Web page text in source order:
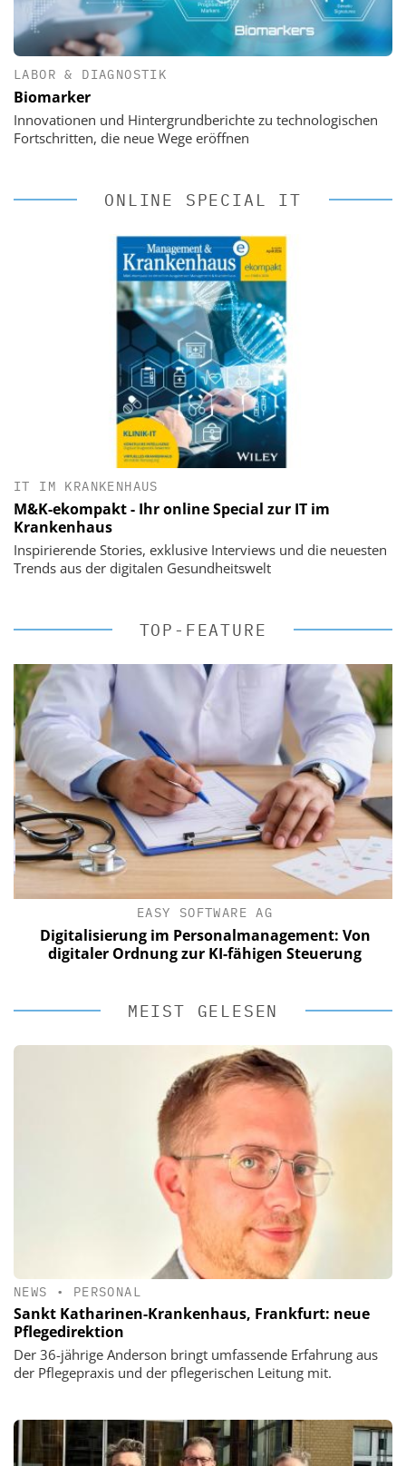
LABOR & DIAGNOSTIK
Biomarker
Innovationen und Hintergrundberichte zu technologischen
Fortschritten, die neue Wege eröffnen
ONLINE SPECIAL IT
IT IM KRANKENHAUS
M&K-ekompakt - Ihr online Special zur IT im
Krankenhaus
Inspirierende Stories, exklusive Interviews und die neuesten
Trends aus der digitalen Gesundheitswelt
TOP-FEATURE
EASY SOFTWARE AG
Digitalisierung im Personalmanagement: Von
digitaler Ordnung zur KI-fähigen Steuerung
MEIST GELESEN
NEWS • PERSONAL
Sankt Katharinen-Krankenhaus, Frankfurt: neue
Pflegedirektion
Der 36-jährige Anderson bringt umfassende Erfahrung aus
der Pflegepraxis und der pflegerischen Leitung mit.